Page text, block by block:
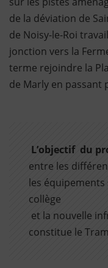
de la déviation de
de Noisy-le-Roi
jonction vers la
terme rejoindre la
de Marly en passant
L’objectif du
entre les
les
collège
et la nouvelle
constitue le